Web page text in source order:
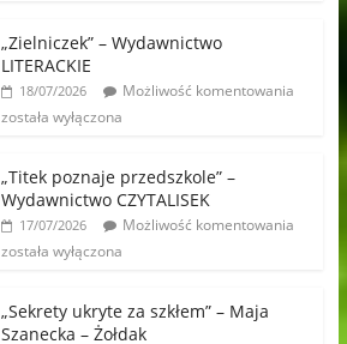
„Zielniczek” – Wydawnictwo
LITERACKIE
18/07/2026
Możliwość komentowania
została wyłączona
„Titek poznaje przedszkole” –
Wydawnictwo CZYTALISEK
17/07/2026
Możliwość komentowania
została wyłączona
„Sekrety ukryte za szkłem” – Maja
Szanecka – Żołdak